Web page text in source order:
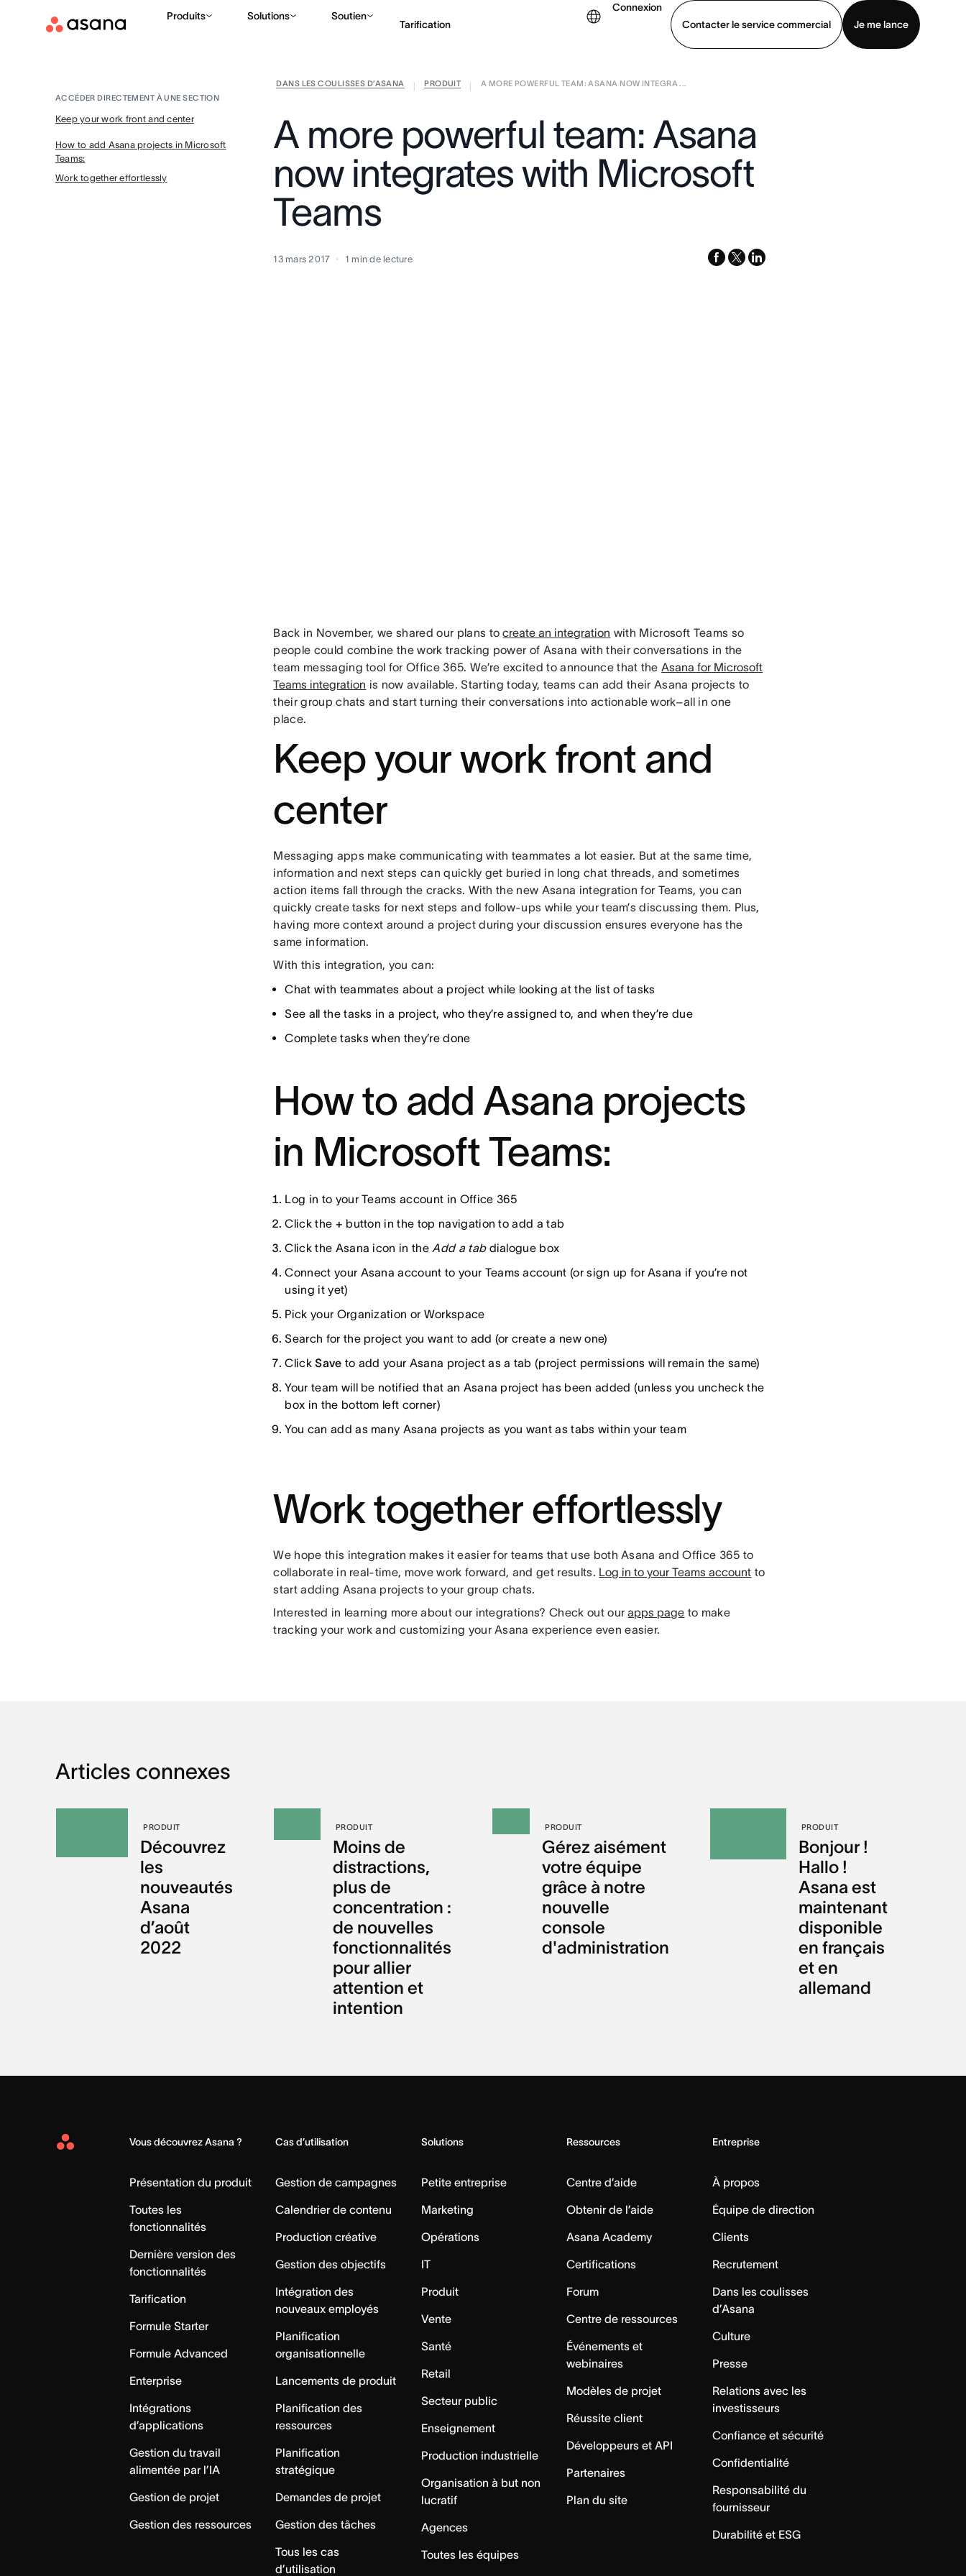
Produits Solutions Soutien
Tarification
Connexion
Contacter le service commercial
Je me lance
Contacter le service commercial
DANS LES COULISSES D’ASANA PRODUIT
A MORE POWERFUL TEAM: ASANA NOW INTEGRA ...
ACCÉDER DIRECTEMENT À UNE SECTION
Keep your work front and center
How to add Asana projects in Microsoft
Teams:
Work together effortlessly
A more powerful team: Asana
now integrates with Microsoft
Teams
13 mars 2017 1 min de lecture facebook
x-
linkedin
Back in November, we shared our plans tocreate an integration with Microsoft Teams so
people could combine the work tracking power of Asana with their conversations in the
team messaging tool for Office 365. We’re excited to announce that theAsana for Microsoft
Teams integration is now available. Starting today, teams can add their Asana projects to
their group chats and start turning their conversations into actionable work–all in one
place.
Keep your work front and
center
Messaging apps make communicating with teammates a lot easier. But at the same time,
information and next steps can quickly get buried in long chat threads, and sometimes
action items fall through the cracks. With the new Asana integration for Teams, you can
quickly create tasks for next steps and follow-ups while your team’s discussing them. Plus,
having more context around a project during your discussion ensures everyone has the
same information.
With this integration, you can:
Chat with teammates about a project while looking at the list of tasks
See all the tasks in a project, who they’re assigned to, and when they’re due
Complete tasks when they’re done
How to add Asana projects
in Microsoft Teams:
Log in to your Teams account in Office 365
Click the + button in the top navigation to add a tab
Click the Asana icon in the Add a tab dialogue box
Connect your Asana account to your Teams account (or sign up for Asana if you’re not
using it yet)
Pick your Organization or Workspace
Search for the project you want to add (or create a new one)
ClickSave to add your Asana project as a tab (project permissions will remain the same)
Your team will be notified that an Asana project has been added (unless you uncheck the
box in the bottom left corner)
You can add as many Asana projects as you want as tabs within your team
Work together effortlessly
We hope this integration makes it easier for teams that use both Asana and Office 365 to
collaborate in real-time, move work forward, and get results. Log in to your Teams account to
start adding Asana projects to your group chats.
Interested in learning more about our integrations? Check out ourapps page to make
tracking your work and customizing your Asana experience even easier.
Articles connexes
PRODUIT
Découvrez
les
nouveautés
Asana
d’août
2022
PRODUIT
Moins de
distractions,
plus de
concentration :
de nouvelles
fonctionnalités
pour allier
attention et
intention
PRODUIT
Gérez aisément
votre équipe
grâce à notre
nouvelle
console
d'administration
PRODUIT
Bonjour !
Hallo !
Asana est
maintenant
disponible
en français
et en
allemand
Asana
Vous découvrez Asana ?
Présentation du produit
Toutes les
fonctionnalités
Dernière version des
fonctionnalités
Tarification
Formule Starter
Formule Advanced
Enterprise
Intégrations
d’applications
Gestion du travail
alimentée par l’IA
Gestion de projet
Gestion des ressources
Cas d’utilisation
Gestion de campagnes
Calendrier de contenu
Production créative
Gestion des objectifs
Intégration des
nouveaux employés
Planification
organisationnelle
Lancements de produit
Planification des
ressources
Planification
stratégique
Demandes de projet
Gestion des tâches
Tous les cas
d’utilisation
Solutions
Petite entreprise
Marketing
Opérations
IT
Produit
Vente
Santé
Retail
Secteur public
Enseignement
Production industrielle
Organisation à but non
lucratif
Agences
Toutes les équipes
Ressources
Centre d’aide
Obtenir de l’aide
Asana Academy
Certifications
Forum
Centre de ressources
Événements et
webinaires
Modèles de projet
Réussite client
Développeurs et API
Partenaires
Plan du site
Entreprise
À propos
Équipe de direction
Clients
Recrutement
Dans les coulisses
d’Asana
Culture
Presse
Relations avec les
investisseurs
Confiance et sécurité
Confidentialité
Responsabilité du
fournisseur
Durabilité et ESG